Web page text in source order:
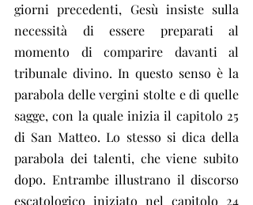
giorni precedenti, Gesù insiste sulla
necessità di essere preparati al
momento di comparire davanti al
tribunale divino. In questo senso è la
parabola delle vergini stolte e di quelle
sagge, con la quale inizia il capitolo 25
di San Matteo. Lo stesso si dica della
parabola dei talenti, che viene subito
dopo. Entrambe illustrano il discorso
escatologico iniziato nel capitolo 24